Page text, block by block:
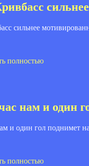
полностью
нам и один
полностью